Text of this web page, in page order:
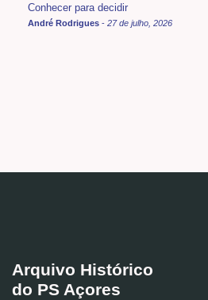
Conhecer para decidir
André Rodrigues - 27 de julho, 2026
Arquivo Histórico
do PS Açores